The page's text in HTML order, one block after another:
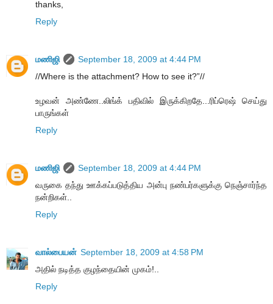
thanks,
Reply
மணிஜி
September 18, 2009 at 4:44 PM
//Where is the attachment? How to see it?”//
உழவன் அண்ணே..லிங்க் பதிவில் இருக்கிறதே...ரிப்ரெஷ் செய்து
பாருங்கள்
Reply
மணிஜி
September 18, 2009 at 4:44 PM
வருகை தந்து ஊக்கப்படுத்திய அன்பு நண்பர்களுக்கு நெஞ்சார்ந்த
நன்றிகள்..
Reply
வால்பையன் September 18, 2009 at 4:58 PM
அதில் நடித்த குழந்தையின் முகம்!..
Reply